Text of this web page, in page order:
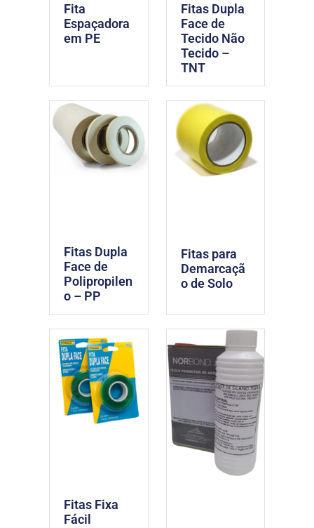
Fita
Espaçadora
em PE
Fitas Dupla
Face de
Tecido Não
Tecido –
TNT
Fitas Dupla
Face de
Polipropilen
o – PP
Fitas para
Demarcaçã
o de Solo
Fitas Fixa
Fácil